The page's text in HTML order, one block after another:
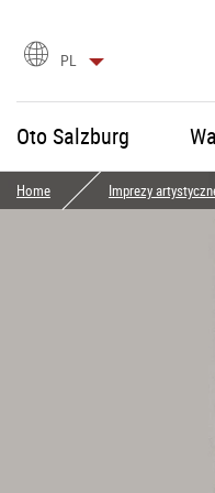
Wybór
języka
PL
Oto Salzburg
Home Imprezy